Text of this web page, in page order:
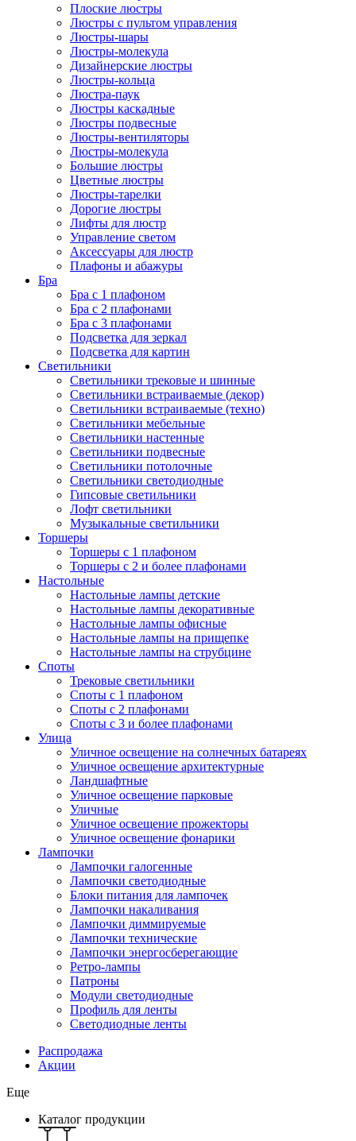
Плоские люстры
Люстры с пультом управления
Люстры-шары
Люстры-молекула
Дизайнерские люстры
Люстры-кольца
Люстра-паук
Люстры каскадные
Люстры подвесные
Люстры-вентиляторы
Люстры-молекула
Большие люстры
Цветные люстры
Люстры-тарелки
Дорогие люстры
Лифты для люстр
Управление светом
Аксессуары для люстр
Плафоны и абажуры
Бра
Бра с 1 плафоном
Бра с 2 плафонами
Бра с 3 плафонами
Подсветка для зеркал
Подсветка для картин
Светильники
Светильники трековые и шинные
Светильники встраиваемые (декор)
Светильники встраиваемые (техно)
Светильники мебельные
Светильники настенные
Светильники подвесные
Светильники потолочные
Светильники светодиодные
Гипсовые светильники
Лофт светильники
Музыкальные светильники
Торшеры
Торшеры с 1 плафоном
Торшеры с 2 и более плафонами
Настольные
Настольные лампы детские
Настольные лампы декоративные
Настольные лампы офисные
Настольные лампы на прищепке
Настольные лампы на струбцине
Споты
Трековые светильники
Споты с 1 плафоном
Споты с 2 плафонами
Споты с 3 и более плафонами
Улица
Уличное освещение на солнечных батареях
Уличное освещение архитектурные
Ландшафтные
Уличное освещение парковые
Уличные
Уличное освещение прожекторы
Уличное освещение фонарики
Лампочки
Лампочки галогенные
Лампочки светодиодные
Блоки питания для лампочек
Лампочки накаливания
Лампочки диммируемые
Лампочки технические
Лампочки энергосберегающие
Ретро-лампы
Патроны
Модули светодиодные
Профиль для ленты
Светодиодные ленты
Распродажа
Акции
Еще
Каталог продукции